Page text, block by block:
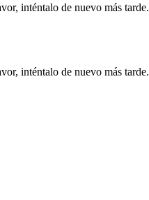
inténtalo de nuevo más tarde.
inténtalo de nuevo más tarde.